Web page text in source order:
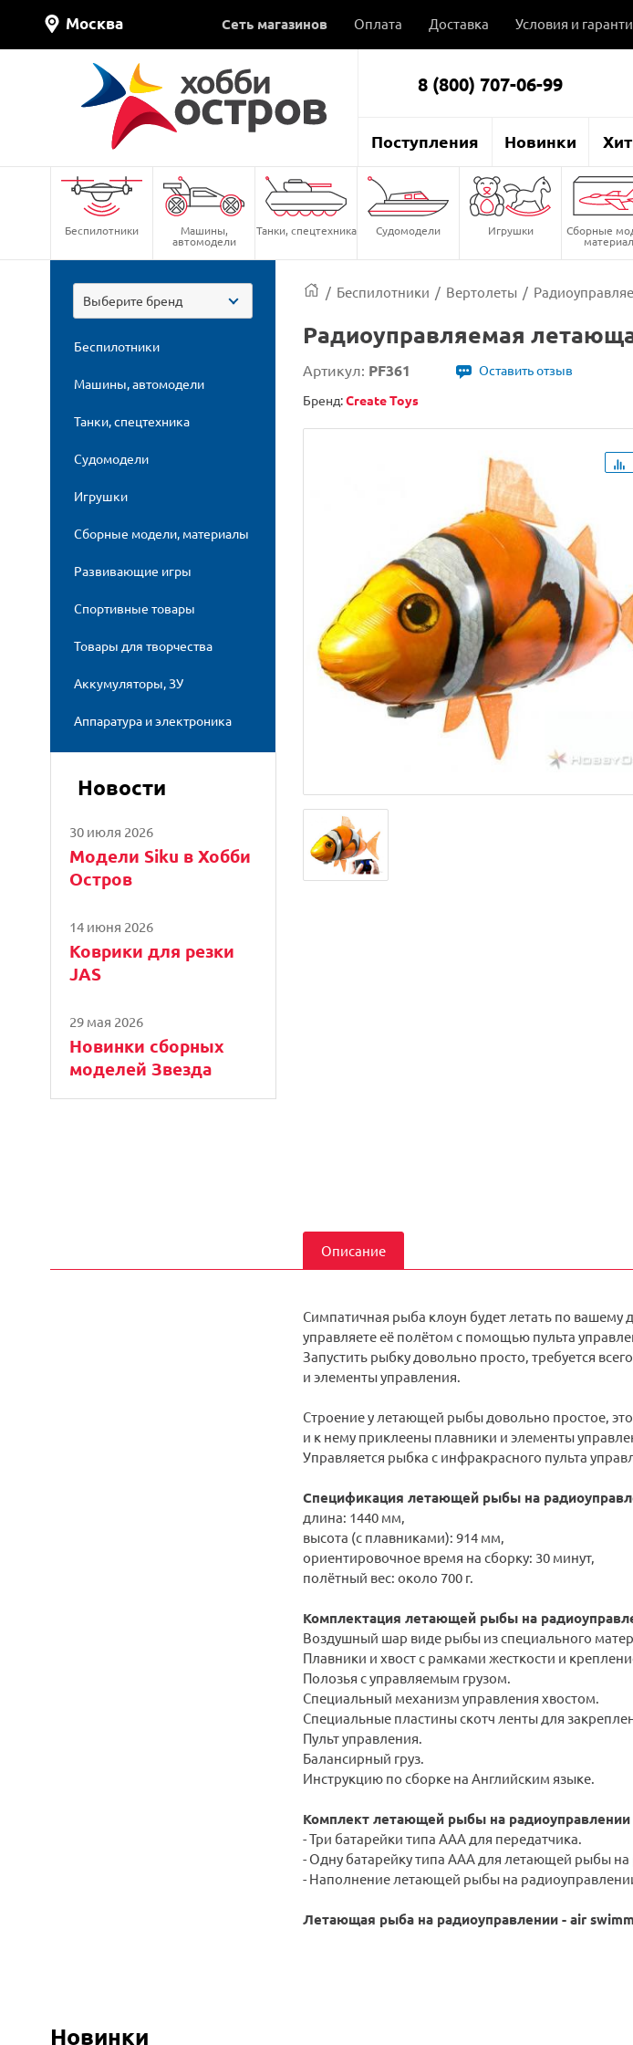
Москва Сеть магазинов Оплата Доставка Условия и
8 (800) 707-06-99
Поступления Новинки
Беспилотники Машины,
автомодели
Танки, спецтехника Судомодели Игрушки Сборные
Выберите бренд
Беспилотники
Машины, автомодели
Танки, спецтехника
Судомодели
Игрушки
Сборные модели, материалы
Развивающие игры
Спортивные товары
Товары для творчества
Аккумуляторы, ЗУ
Аппаратура и электроника
Новости
30 июля 2026
Модели Siku в Хобби
Остров
14 июня 2026
Коврики для резки
JAS
29 мая 2026
Новинки сборных
моделей Звезда
/ Беспилотники / Вертолеты /
Радиоуправляемая
Артикул: PF361
Оставить отзыв
Бренд:Create Toys
Описание
Симпатичная рыба клоун будет летать по
управляете её полётом с помощью пульта
Запустить рыбку довольно просто, требуется
и элементы управления.
Строение у летающей рыбы довольно простое,
и к нему приклеены плавники и элементы
Управляется рыбка с инфракрасного пульта
Спецификация летающей рыбы на
длина: 1440 мм,
высота (с плавниками): 914 мм,
ориентировочное время на сборку: 30 минут,
полётный вес: около 700 г.
Комплектация летающей рыбы на
Воздушный шар виде рыбы из специального
Плавники и хвост с рамками жесткости и
Полозья с управляемым грузом.
Специальный механизм управления хвостом.
Специальные пластины скотч ленты для
Пульт управления.
Балансирный груз.
Инструкцию по сборке на Английским языке.
Комплект летающей рыбы на радиоуправлении
- Три батарейки типа ААA для передатчика.
- Одну батарейку типа ААА для летающей рыбы на
- Наполнение летающей рыбы на
Летающая рыба на радиоуправлении - air
Новинки